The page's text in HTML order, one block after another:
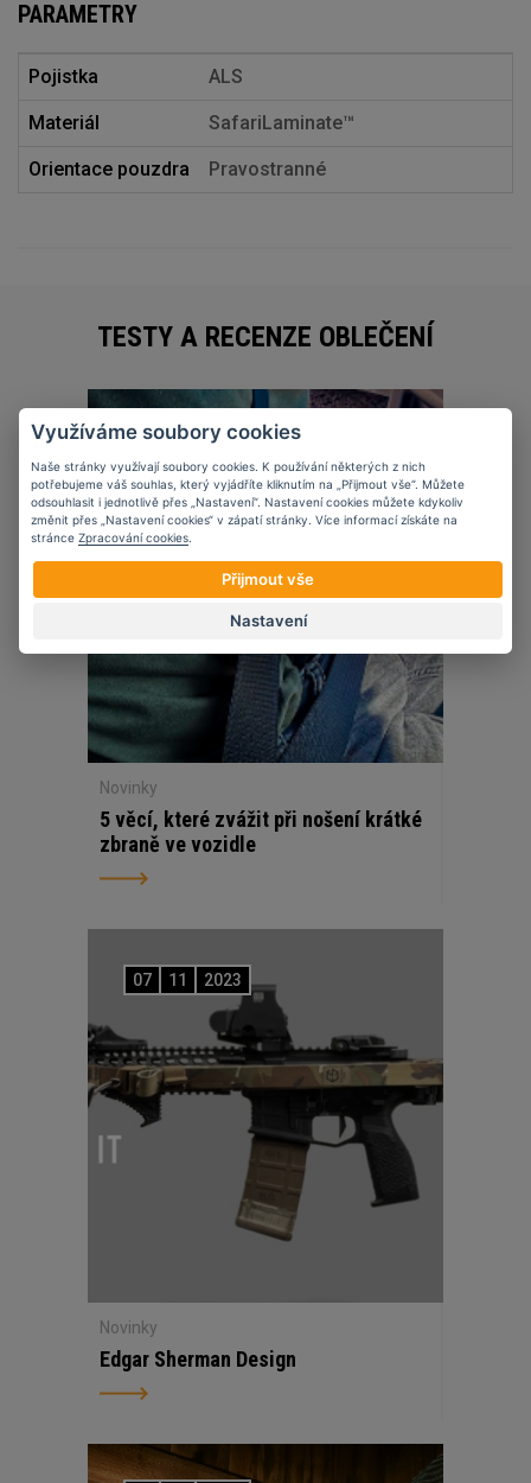
PARAMETRY
Pojistka ALS
Materiál SafariLaminate™
Orientace pouzdra Pravostranné
TESTY A RECENZE OBLEČENÍ
27 11 2025
Novinky
5 věcí, které zvážit při nošení krátké
zbraně ve vozidle
07 11 2023
Novinky
Edgar Sherman Design
Využíváme soubory cookies
Naše stránky využívají soubory cookies. K používání některých z nich
potřebujeme váš souhlas, který vyjádříte kliknutím na „Přijmout vše“. Můžete
odsouhlasit i jednotlivě přes „Nastavení“. Nastavení cookies můžete kdykoliv
změnit přes „Nastavení cookies“ v zápatí stránky. Více informací získáte na
stránce Zpracování cookies
Přijmout vše
Nastavení